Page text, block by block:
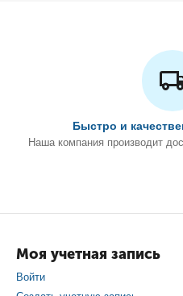
Быстро и
Наша компания производит
Моя учетная запись
Войти